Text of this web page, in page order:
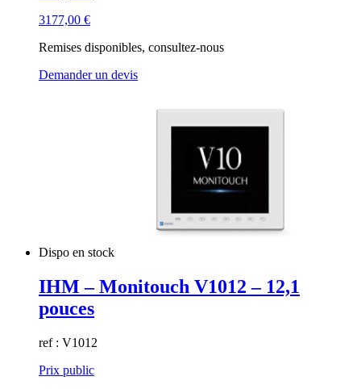
3177,00 €
Remises disponibles, consultez-nous
Demander un devis
Dispo en stock
IHM – Monitouch V1012 – 12,1
pouces
ref : V1012
Prix public